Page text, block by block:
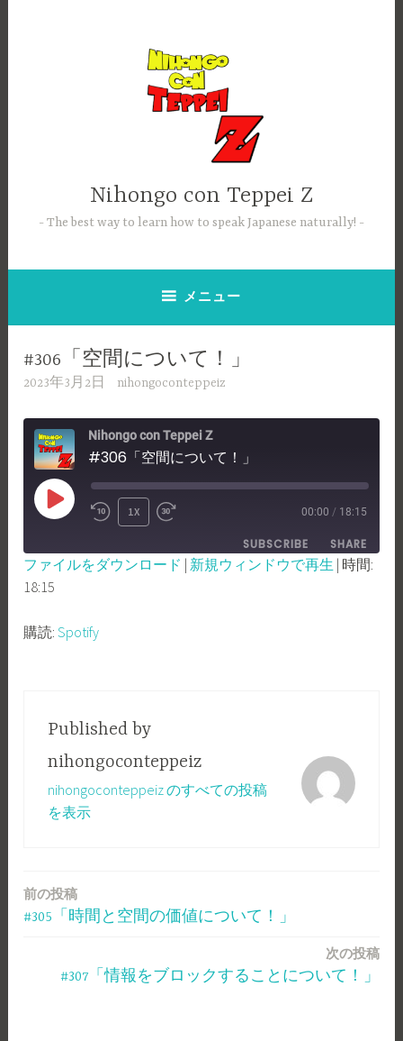
Nihongo con Teppei Z
The best way to learn how to speak Japanese naturally!
メニュー
#306「空間について！」
2023年3月2日 nihongoconteppeiz
Nihongo con Teppei Z
#306「空間について！」
PLAY
REWIND
10
SECONDS
1X
FAST
FORWARD
30
00:00 / 18:15
SUBSCRIBE SHARE
RSS FEED
SHARE
LINK
ファイルをダウンロード | 新規ウィンドウで再生 | 時間:
18:15
購読:Spotify
Published by
nihongoconteppeiz
nihongoconteppeiz のすべての投稿
を表示
投
前の投稿
#305「時間と空間の価値について！」
次の投稿
#307「情報をブロックすることについて！」